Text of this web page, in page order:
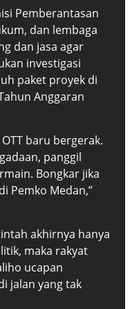
Pemberantasan
dan lembaga
dan jasa agar
investigasi
paket proyek di
Anggaran
baru bergerak.
panggil
Bongkar jika
Pemko Medan,”
akhirnya hanya
maka rakyat
ucapan
jalan yang tak